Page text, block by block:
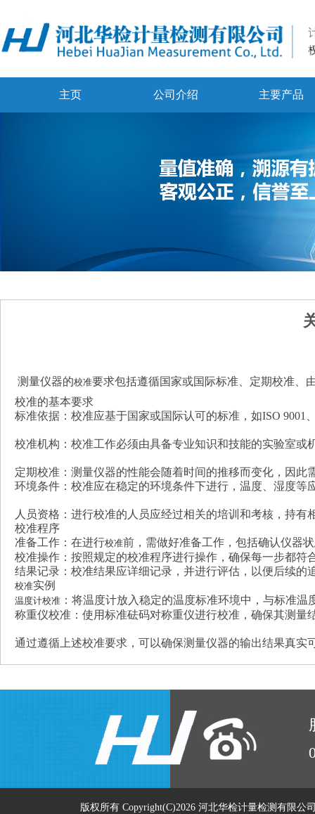
主页 公司介绍 主要产品
测量仪器的校准要求包括遵循国家或国际标准、定期校准、
校准的基本要求
标准依据：校准应基于国家或国际认可的标准，如ISO 9001
校准机构：校准工作必须由具备专业知识和技能的实验室或
定期校准：测量仪器的性能会随着时间的推移而变化，因此
环境条件：校准应在稳定的环境条件下进行，温度、湿度等
人员资格：进行校准的人员应经过相关的培训和考核，持
校准程序
准备工作：在进行校准前，需做好准备工作，包括确认仪器
校准操作：按照规定的校准程序进行操作，确保每一步都符
结果记录：校准结果应详细记录，并进行评估，以便后续的
校准实例
温度计校准 ：将温度计放入稳定的温度标准环境中，与标准
称重仪校准：使用标准砝码对称重仪进行校准，确保其测量
通过遵循上述校准要求，可以确保测量仪器的输出结果真实
版权所有 Copyright(C)2026 河北华检计量检测有限